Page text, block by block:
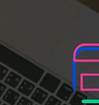
רו"ח אבי
רואה